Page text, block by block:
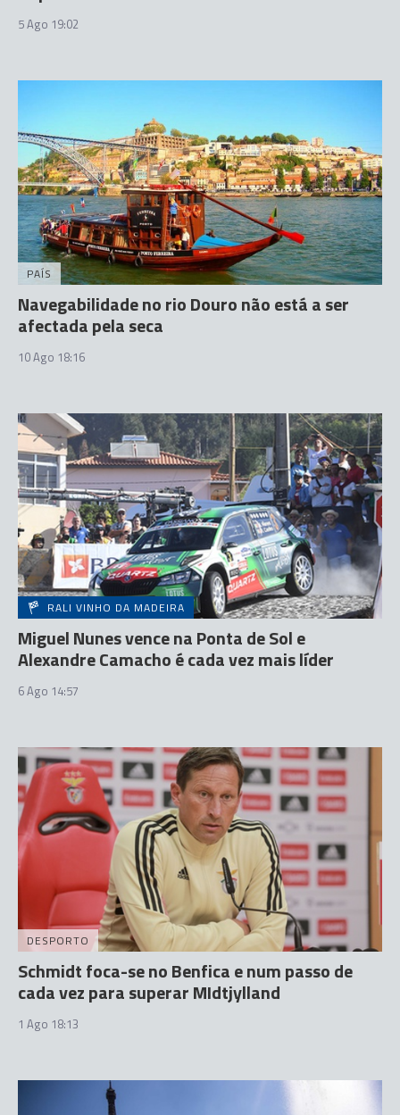
5 Ago 19:02
PAÍS
Navegabilidade no rio Douro não está a ser
afectada pela seca
10 Ago 18:16
RALI VINHO DA MADEIRA
Miguel Nunes vence na Ponta de Sol e
Alexandre Camacho é cada vez mais líder
6 Ago 14:57
DESPORTO
Schmidt foca-se no Benfica e num passo de
cada vez para superar MIdtjylland
1 Ago 18:13